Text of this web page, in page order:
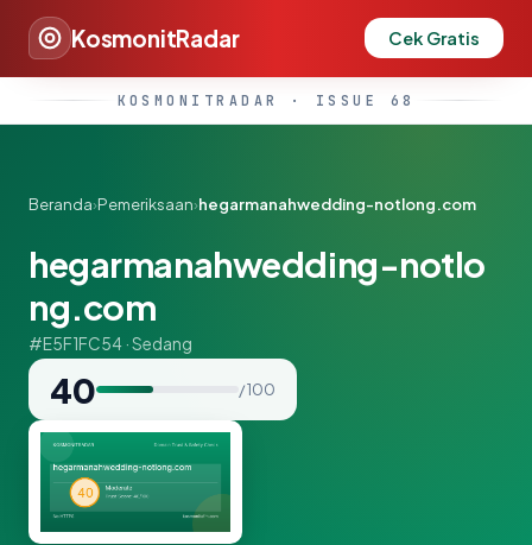
KosmonitRadar Cek Gratis
KOSMONITRADAR · ISSUE 68
Beranda›Pemeriksaan›hegarmanahwedding-notlong.com
hegarmanahwedding-notlo
ng.com
#E5F1FC54 · Sedang
40 / 100